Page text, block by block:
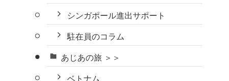
シンガポール進出サポート
駐在員のコラム
あじあの旅 ＞＞
ベトナム